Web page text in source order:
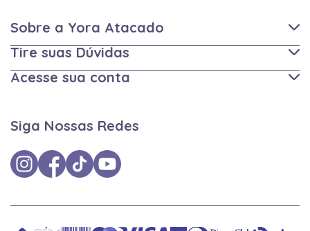
Sobre a Yora Atacado
Tire suas Dúvidas
Acesse sua conta
Siga Nossas Redes